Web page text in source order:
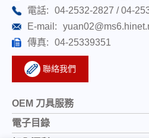
OEM 刀具服務
電子目錄
電話:
04-2532-2827
04-
E-mail:
傳真:
04-25339351
聯絡我們